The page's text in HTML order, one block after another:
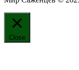
Close